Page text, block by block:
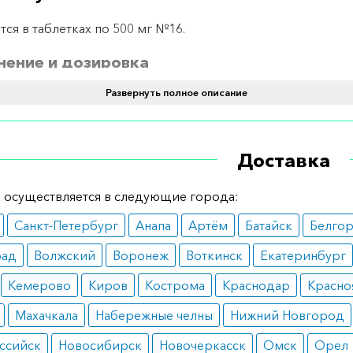
в таблетках по 500 мг №16.
и дозировка
перорально. Взрослым показано 0,5–1 г препарата 3–4
не рекомендован прием таблетированной формы.
и менингококковые инфекции;
инфекции;
язва;
хламидиозы.
Развернуть полное описание
Доставка
осуществляется в следующие города:
Санкт-Петербург Анапа Артём Батайск
Волжский Воронеж Воткинск Екатеринбург
Кемерово Киров Кострома Краснодар
Махачкала Набережные челны Нижний Новгород
Новосибирск Новочеркасск Омск Орел